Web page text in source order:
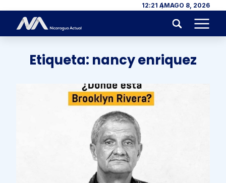
Skip to content 12:21 AMAGO 8, 2026
Menu
Etiqueta: nancy enriquez